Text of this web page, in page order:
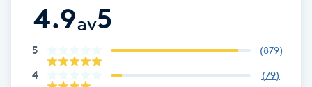
Dermapen
Diamantslipning
4.9av5
5 (879)
4 (79)